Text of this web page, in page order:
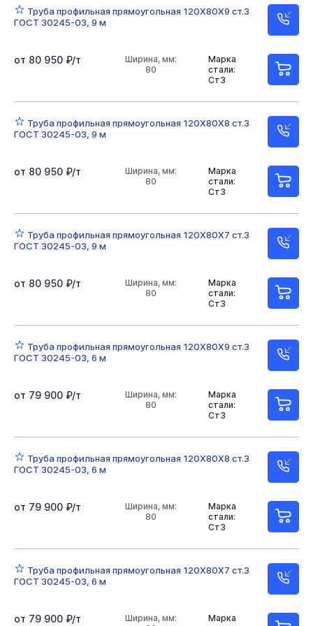
Длина 6000 мм 40х40х4 40х40х3 40х40х2
80х80х4 80х80х5
120х120х5 120х120х4 120х120х3 140х140х6
150х150х4
200х200х10 200х200х5 200х200х6
200х200х8 100х4 120х6 120х80х5
80х40
80х40х3
Труба профильная прямоугольная 120Х80Х9 ст.3
ГОСТ 30245-03, 9 м
Марка
стали:
Ст3
Ширина, мм:
80
от 80 950 ₽/т
Труба профильная прямоугольная 120Х80Х8 ст.3
ГОСТ 30245-03, 9 м
Марка
стали:
Ст3
Ширина, мм:
80
от 80 950 ₽/т
Труба профильная прямоугольная 120Х80Х7 ст.3
ГОСТ 30245-03, 9 м
Марка
стали:
Ст3
Ширина, мм:
80
от 80 950 ₽/т
Труба профильная прямоугольная 120Х80Х9 ст.3
ГОСТ 30245-03, 6 м
Марка
стали:
Ст3
Ширина, мм:
80
от 79 900 ₽/т
Труба профильная прямоугольная 120Х80Х8 ст.3
ГОСТ 30245-03, 6 м
Марка
стали:
Ст3
Ширина, мм:
80
от 79 900 ₽/т
Труба профильная прямоугольная 120Х80Х7 ст.3
ГОСТ 30245-03, 6 м
Марка
Ширина, мм:
от 79 900 ₽/т